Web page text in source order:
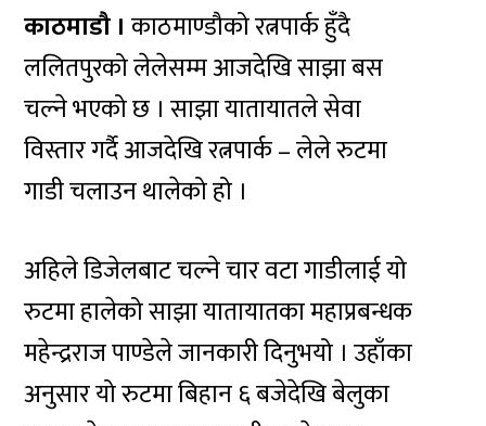
काठमाडौ । काठमाण्डौको रत्नपार्क हुँदै
ललितपुरको लेलेसम्म आजदेखि साझा बस
चल्ने भएको छ । साझा यातायातले सेवा
विस्तार गर्दै आजदेखि रत्नपार्क – लेले रुटमा
गाडी चलाउन थालेको हो ।
अहिले डिजेलबाट चल्ने चार वटा गाडीलाई यो
रुटमा हालेको साझा यातायातका महाप्रबन्धक
महेन्द्रराज पाण्डेले जानकारी दिनुभयो । उहाँका
अनुसार यो रुटमा बिहान ६ बजेदेखि बेलुका